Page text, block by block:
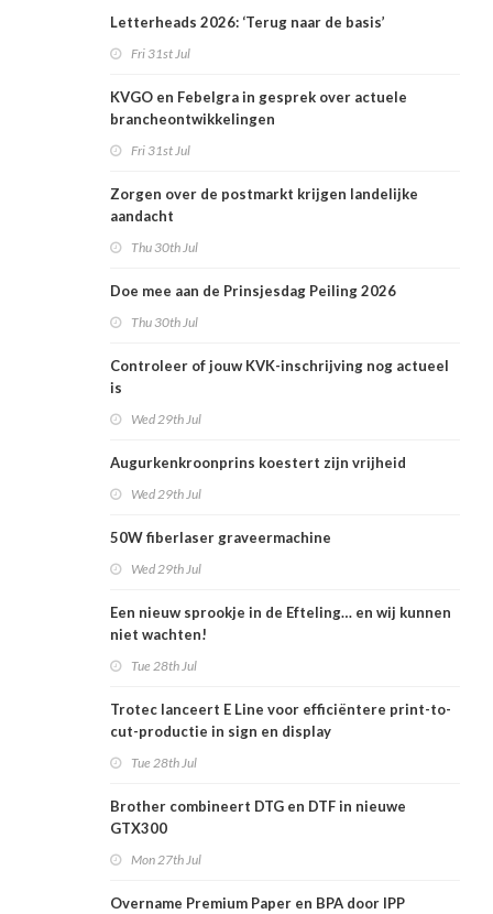
Letterheads 2026: ‘Terug naar de basis’
Fri 31st Jul
KVGO en Febelgra in gesprek over actuele
brancheontwikkelingen
Fri 31st Jul
Zorgen over de postmarkt krijgen landelijke
aandacht
Thu 30th Jul
Doe mee aan de Prinsjesdag Peiling 2026
Thu 30th Jul
Controleer of jouw KVK-inschrijving nog actueel
is
Wed 29th Jul
Augurkenkroonprins koestert zijn vrijheid
Wed 29th Jul
50W fiberlaser graveermachine
Wed 29th Jul
Een nieuw sprookje in de Efteling… en wij kunnen
niet wachten!
Tue 28th Jul
Trotec lanceert E Line voor efficiëntere print-to-
cut-productie in sign en display
Tue 28th Jul
Brother combineert DTG en DTF in nieuwe
GTX300
Mon 27th Jul
Overname Premium Paper en BPA door IPP